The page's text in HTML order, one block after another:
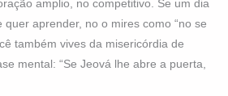
amplio, no competitivo. Se um dia
quer aprender, no o mires como “no se
também vives da misericórdia de
mental: “Se Jeová lhe abre a puerta,